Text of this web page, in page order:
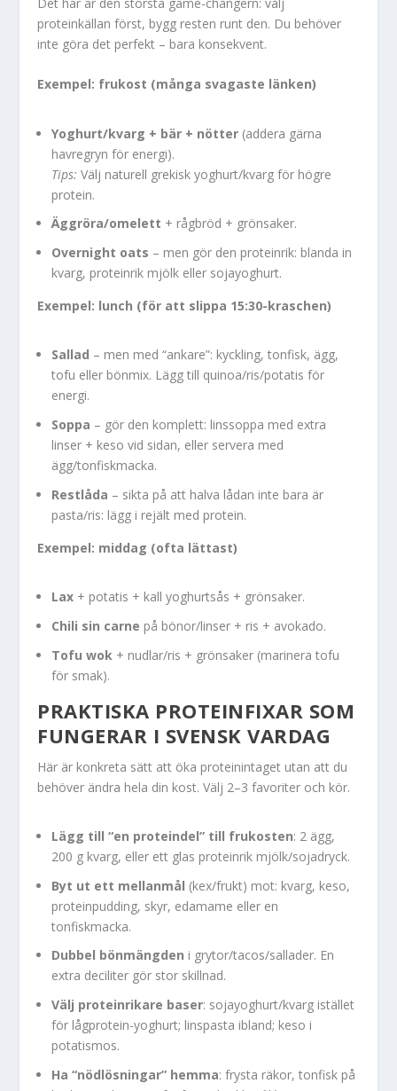
proteinkällan först, bygg resten runt den. Du behöver
inte göra det perfekt – bara konsekvent.
Exempel: frukost (många svagaste länken)
Yoghurt/kvarg + bär + nötter (addera gärna
havregryn för energi).
Tips: Välj naturell grekisk yoghurt/kvarg för högre
protein.
Äggröra/omelett + rågbröd + grönsaker.
Overnight oats – men gör den proteinrik: blanda in
kvarg, proteinrik mjölk eller sojayoghurt.
Exempel: lunch (för att slippa 15:30-kraschen)
Sallad – men med “ankare”: kyckling, tonfisk, ägg,
tofu eller bönmix. Lägg till quinoa/ris/potatis för
energi.
Soppa – gör den komplett: linssoppa med extra
linser + keso vid sidan, eller servera med
ägg/tonfiskmacka.
Restlåda – sikta på att halva lådan inte bara är
pasta/ris: lägg i rejält med protein.
Exempel: middag (ofta lättast)
Lax + potatis + kall yoghurtsås + grönsaker.
Chili sin carne på bönor/linser + ris + avokado.
Tofu wok + nudlar/ris + grönsaker (marinera tofu
för smak).
PRAKTISKA PROTEINFIXAR SOM
FUNGERAR I SVENSK VARDAG
Här är konkreta sätt att öka proteinintaget utan att du
behöver ändra hela din kost. Välj 2–3 favoriter och kör.
Lägg till “en proteindel” till frukosten: 2 ägg,
200 g kvarg, eller ett glas proteinrik mjölk/sojadryck.
Byt ut ett mellanmål (kex/frukt) mot: kvarg, keso,
proteinpudding, skyr, edamame eller en
tonfiskmacka.
Dubbel bönmängden i grytor/tacos/sallader. En
extra deciliter gör stor skillnad.
Välj proteinrikare baser: sojayoghurt/kvarg istället
för lågprotein-yoghurt; linspasta ibland; keso i
potatismos.
Ha “nödlösningar” hemma: frysta räkor, tonfisk på